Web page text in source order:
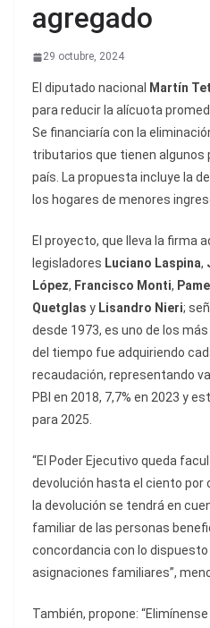
agregado
29 octubre, 2024
El diputado nacional Martín
para reducir la alícuota
Se financiaría con la
tributarios que tienen algunos
país. La propuesta incluye la
los hogares de menores
El proyecto, que lleva la firma
legisladores Luciano Laspina,
López, Francisco Monti,
Quetglas y Lisandro Nieri;
desde 1973, es uno de los
del tiempo fue adquiriendo
recaudación, representando
PBI en 2018, 7,7% en 2023 y
para 2025.
“El Poder Ejecutivo queda
devolución hasta el ciento por
la devolución se tendrá en
familiar de las personas
concordancia con lo
asignaciones familiares”,
También, propone: